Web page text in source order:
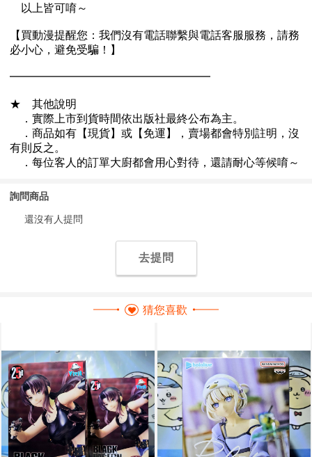
詢問商品
還沒有人提問
去提問
猜您喜歡